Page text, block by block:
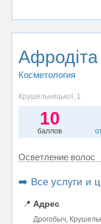
Афродіта
Косметология
Крушельницької, 1
10
баллов
Осветление волос
➡️ Все услуги и
📍 Адрес
Дрогобыч,